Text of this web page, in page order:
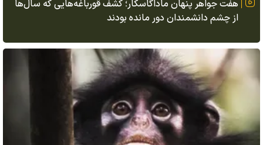
هفت جواهر پنهان ماداگاسکار؛ کشف قورباغه‌هایی که سال‌ها
از چشم دانشمندان دور مانده بودند